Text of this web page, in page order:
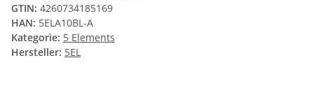
GTIN: 4260734185169
HAN: 5ELA10BL-A
Kategorie: 5 Elements
Hersteller: 5EL